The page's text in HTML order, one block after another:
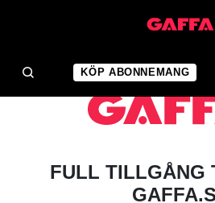
KÖP ABONNEMANG
FULL TILLGÅNG